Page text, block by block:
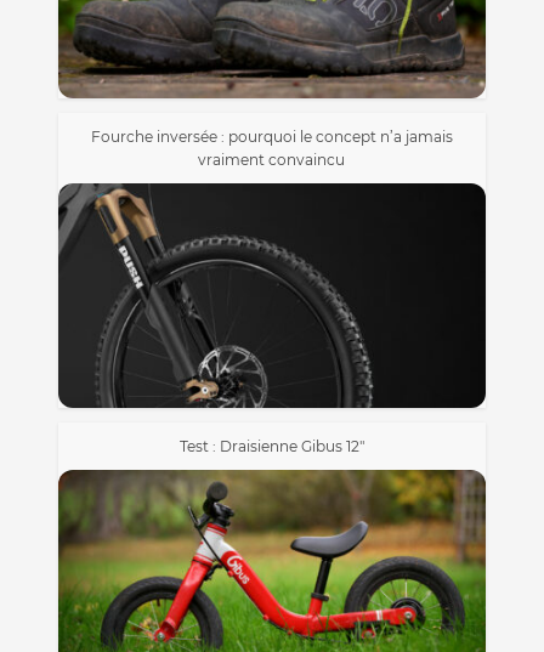
Fourche inversée : pourquoi le concept n’a jamais
vraiment convaincu
Test : Draisienne Gibus 12″